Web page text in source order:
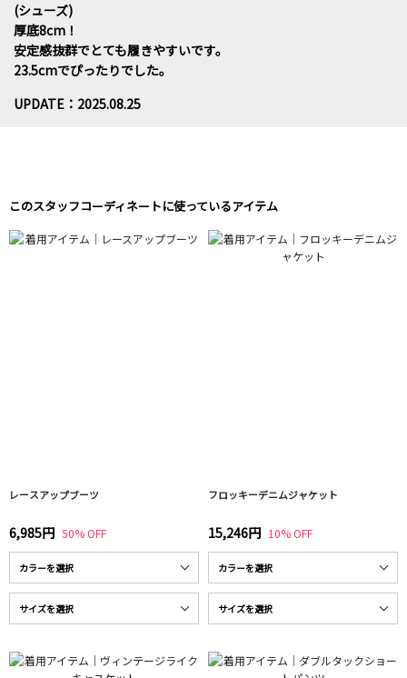
(シューズ)
厚底8cm！
安定感抜群でとても履きやすいです。
23.5cmでぴったりでした。
UPDATE：2025.08.25
このスタッフコーディネートに使っているアイテム
レースアップブーツ
6,985円 50% OFF
フロッキーデニムジャケット
15,246円 10% OFF